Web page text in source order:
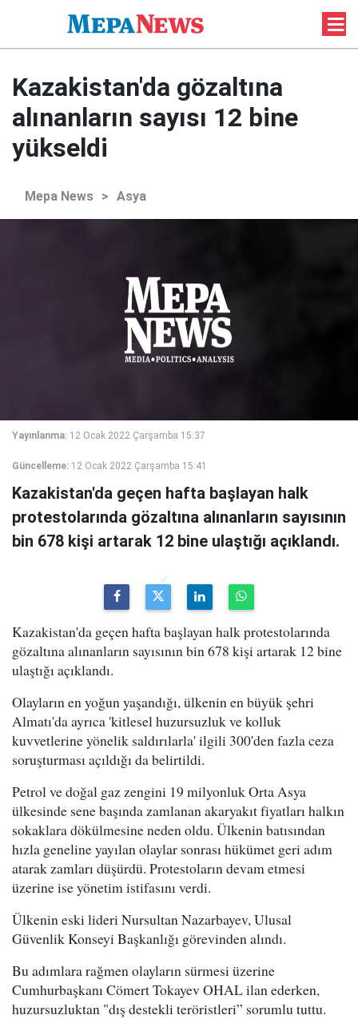
Kazakistan'da gözaltına
alınanların sayısı 12 bine
yükseldi
Mepa News > Asya
Yayınlanma: 12 Ocak 2022 Çarşamba 15:37
Güncelleme: 12 Ocak 2022 Çarşamba 15:41
Kazakistan'da geçen hafta başlayan halk
protestolarında gözaltına alınanların sayısının
bin 678 kişi artarak 12 bine ulaştığı açıklandı.
Kazakistan'da geçen hafta başlayan halk protestolarında
gözaltına alınanların sayısının bin 678 kişi artarak 12 bine
ulaştığı açıklandı.
Olayların en yoğun yaşandığı, ülkenin en büyük şehri
Almatı'da ayrıca 'kitlesel huzursuzluk ve kolluk
kuvvetlerine yönelik saldırılarla' ilgili 300'den fazla ceza
soruşturması açıldığı da belirtildi.
Petrol ve doğal gaz zengini 19 milyonluk Orta Asya
ülkesinde sene başında zamlanan akaryakıt fiyatları halkın
sokaklara dökülmesine neden oldu. Ülkenin batısından
hızla geneline yayılan olaylar sonrası hükümet geri adım
atarak zamları düşürdü. Protestoların devam etmesi
üzerine ise yönetim istifasını verdi.
Ülkenin eski lideri Nursultan Nazarbayev, Ulusal
Güvenlik Konseyi Başkanlığı görevinden alındı.
Bu adımlara rağmen olayların sürmesi üzerine
Cumhurbaşkanı Cömert Tokayev OHAL ilan ederken,
huzursuzluktan "dış destekli teröristleri” sorumlu tuttu.